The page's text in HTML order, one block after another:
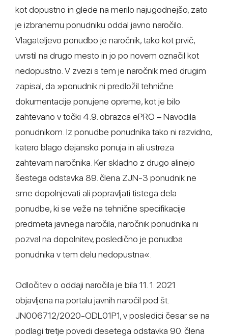
kot dopustno in glede na merilo najugodnejšo, zato
je izbranemu ponudniku oddal javno naročilo.
Vlagateljevo ponudbo je naročnik, tako kot prvič,
uvrstil na drugo mesto in jo po novem označil kot
nedopustno. V zvezi s tem je naročnik med drugim
zapisal, da »ponudnik ni predložil tehnične
dokumentacije ponujene opreme, kot je bilo
zahtevano v točki 4.9. obrazca ePRO – Navodila
ponudnikom. Iz ponudbe ponudnika tako ni razvidno,
katero blago dejansko ponuja in ali ustreza
zahtevam naročnika. Ker skladno z drugo alinejo
šestega odstavka 89. člena ZJN-3 ponudnik ne
sme dopolnjevati ali popravljati tistega dela
ponudbe, ki se veže na tehnične specifikacije
predmeta javnega naročila, naročnik ponudnika ni
pozval na dopolnitev, posledično je ponudba
ponudnika v tem delu nedopustna«.
Odločitev o oddaji naročila je bila 11. 1. 2021
objavljena na portalu javnih naročil pod št.
JN006712/2020-ODL01P1, v posledici česar se na
podlagi tretje povedi desetega odstavka 90. člena